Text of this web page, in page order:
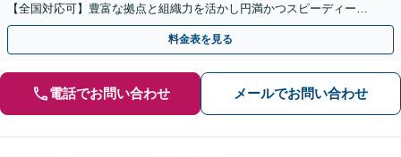
【全国対応可】豊富な拠点と組織力を活かし円満かつスピーディーに
相続手続きをお手伝いします【取扱い実績2000件以上】
料金表を見る
電話でお問い合わせ メールでお問い合わせ